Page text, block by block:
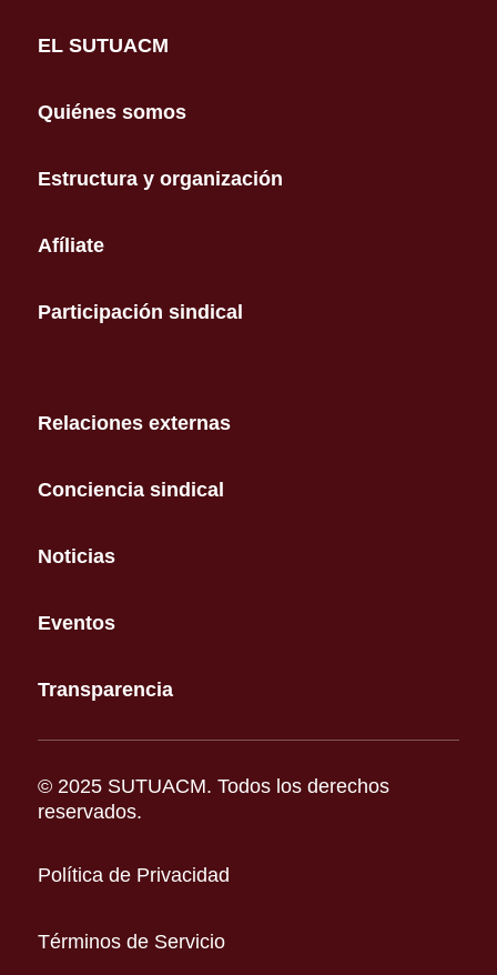
EL SUTUACM
Quiénes somos
Estructura y organización
Afíliate
Participación sindical
Relaciones externas
Conciencia sindical
Noticias
Eventos
Transparencia
© 2025 SUTUACM. Todos los derechos
reservados.
Política de Privacidad
Términos de Servicio